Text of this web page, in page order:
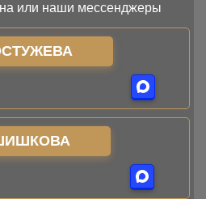
или наши мессенджеры